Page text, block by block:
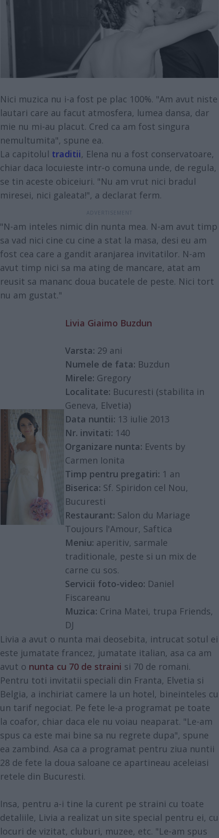
Nici muzica nu i-a fost pe plac 100%. "Am avut niste
lautari care au facut atmosfera, lumea dansa, dar
mie nu mi-au placut. Cred ca am fost singura
nemultumita", spune ea.
La capitolul traditii, Elena nu a fost conservatoare,
chiar daca locuieste intr-o comuna unde, de regula,
se tin aceste obiceiuri. "Nu am vrut nici bradul
miresei, nici galeata!", a declarat ferm.
"N-am inteles nimic din nunta mea. N-am avut timp
sa vad nici cine cu cine a stat la masa, desi eu am
fost cea care a gandit aranjarea invitatilor. N-am
avut timp nici sa ma ating de mancare, atat am
reusit sa mananc doua bucatele de peste. Nici tort
nu am gustat."
Livia Giaimo Buzdun
Varsta: 29 ani
Numele de fata: Buzdun
Mirele: Gregory
Localitate: Bucuresti (stabilita in
Geneva, Elvetia)
Data nuntii: 13 iulie 2013
Nr. invitati: 140
Organizare nunta: Events by
Carmen Ionita
Timp pentru pregatiri: 1 an
Biserica: Sf. Spiridon cel Nou,
Bucuresti
Restaurant: Salon du Mariage
Toujours l'Amour, Saftica
Meniu: aperitiv, sarmale
traditionale, peste si un mix de
carne cu sos.
Servicii foto-video: Daniel
Fiscareanu
Muzica: Crina Matei, trupa Friends,
DJ
Livia a avut o nunta mai deosebita, intrucat sotul ei
este jumatate francez, jumatate italian, asa ca am
avut o nunta cu 70 de straini si 70 de romani.
Pentru toti invitatii speciali din Franta, Elvetia si
Belgia, a inchiriat camere la un hotel, bineinteles cu
un tarif negociat. Pe fete le-a programat pe toate
la coafor, chiar daca ele nu voiau neaparat. "Le-am
spus ca este mai bine sa nu regrete dupa", spune
ea zambind. Asa ca a programat pentru ziua nuntii
28 de fete la doua saloane ce apartineau aceleiasi
retele din Bucuresti.
Insa, pentru a-i tine la curent pe straini cu toate
detaliile, Livia a realizat un site special pentru ei, cu
locuri de vizitat, cluburi, muzee, etc. "Le-am spus